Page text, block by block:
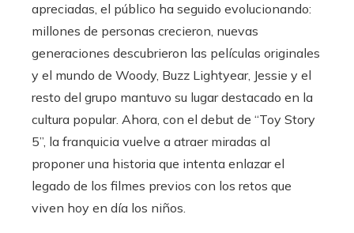
apreciadas, el público ha seguido evolucionando:
millones de personas crecieron, nuevas
generaciones descubrieron las películas originales
y el mundo de Woody, Buzz Lightyear, Jessie y el
resto del grupo mantuvo su lugar destacado en la
cultura popular. Ahora, con el debut de “Toy Story
5”, la franquicia vuelve a atraer miradas al
proponer una historia que intenta enlazar el
legado de los filmes previos con los retos que
viven hoy en día los niños.